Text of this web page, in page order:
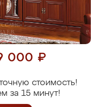
000 ₽
стоимость!
за 15 минут!